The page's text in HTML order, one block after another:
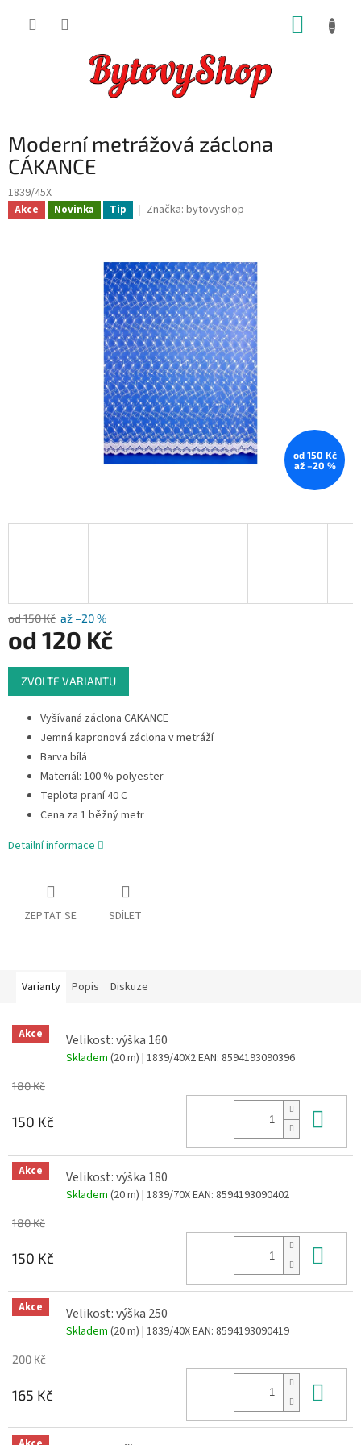
Moderní metrážová záclona
CÁKANCE
1839/45X
Akce Novinka Tip Značka: bytovyshop
od 150 Kč
až –20 %
od 150 Kč až –20 %
od 120 Kč
Měrná
cena:
ZVOLTE VARIANTU
Vyšívaná záclona CAKANCE
Jemná kapronová záclona v metráží
Barva bílá
Materiál: 100 % polyester
Teplota praní 40 C
Cena za 1 běžný metr
Detailní informace
ZEPTAT SE SDÍLET
Varianty Popis Diskuze
Akce Velikost: výška 160
Skladem (20 m) | 1839/40X2EAN: 8594193090396
180 Kč
150 Kč
Akce Velikost: výška 180
Skladem (20 m) | 1839/70XEAN: 8594193090402
180 Kč
150 Kč
Akce Velikost: výška 250
Skladem (20 m) | 1839/40XEAN: 8594193090419
200 Kč
165 Kč